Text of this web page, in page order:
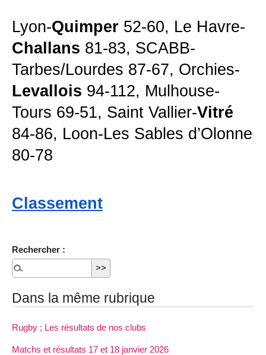
Lyon-Quimper 52-60, Le Havre-
Challans 81-83, SCABB-
Tarbes/Lourdes 87-67, Orchies-
Levallois 94-112, Mulhouse-
Tours 69-51, Saint Vallier-Vitré
84-86, Loon-Les Sables d’Olonne
80-78
Classement
Rechercher :
Dans la même rubrique
Rugby ; Les résultats de nos clubs
Matchs et résultats 17 et 18 janvier 2026